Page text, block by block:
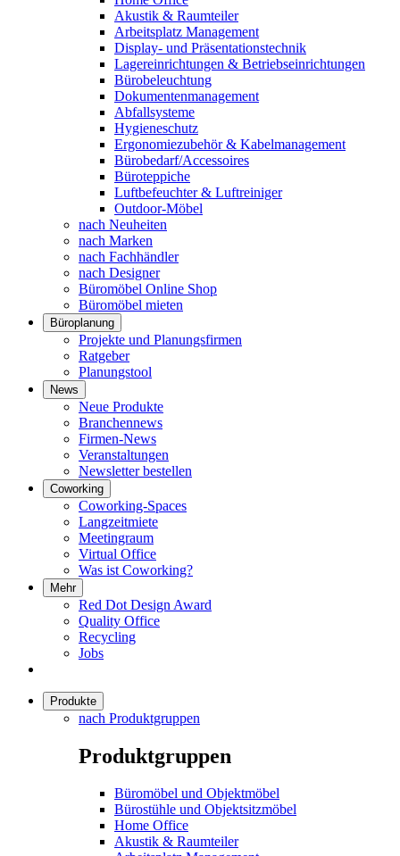
Akustik & Raumteiler
Arbeitsplatz Management
Display- und Präsentationstechnik
Lagereinrichtungen & Betriebseinrichtungen
Bürobeleuchtung
Dokumentenmanagement
Abfallsysteme
Hygieneschutz
Ergonomiezubehör & Kabelmanagement
Bürobedarf/Accessoires
Büroteppiche
Luftbefeuchter & Luftreiniger
Outdoor-Möbel
nach Neuheiten
nach Marken
nach Fachhändler
nach Designer
Büromöbel Online Shop
Büromöbel mieten
Büroplanung
Projekte und Planungsfirmen
Ratgeber
Planungstool
News
Neue Produkte
Branchennews
Firmen-News
Veranstaltungen
Newsletter bestellen
Coworking
Coworking-Spaces
Langzeitmiete
Meetingraum
Virtual Office
Was ist Coworking?
Mehr
Red Dot Design Award
Quality Office
Recycling
Jobs
Produkte
nach Produktgruppen
Produktgruppen
Büromöbel und Objektmöbel
Bürostühle und Objektsitzmöbel
Home Office
Akustik & Raumteiler